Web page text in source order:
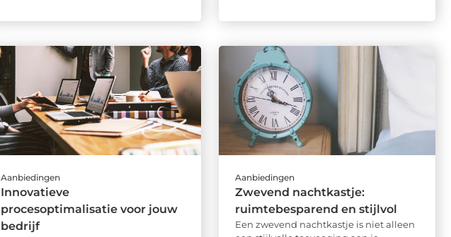
Aanbiedingen
Innovatieve
procesoptimalisatie voor jouw
bedrijf
Aanbiedingen
Zwevend nachtkastje:
ruimtebesparend en stijlvol
Een zwevend nachtkastje is niet alleen